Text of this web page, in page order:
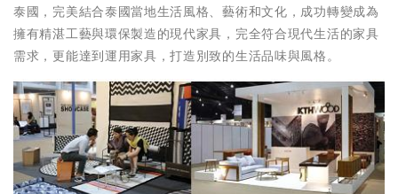
泰國，完美結合泰國當地生活風格、藝術和文化，成功轉變成為
擁有精湛工藝與環保製造的現代家具，完全符合現代生活的家具
需求，更能達到運用家具，打造別致的生活品味與風格。